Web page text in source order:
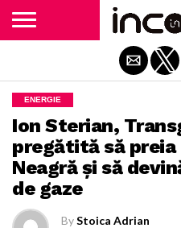
ENERGIE
Ion Sterian,
pregătită să preia
Neagră și să
de gaze
ByStoica Adrian
Exit